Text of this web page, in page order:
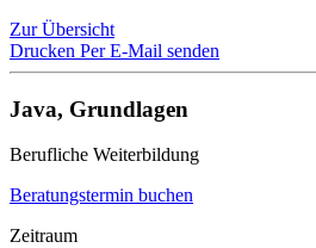
Zur Übersicht
Drucken Per E-Mail senden
Java, Grundlagen
Berufliche Weiterbildung
Beratungstermin buchen
Zeitraum